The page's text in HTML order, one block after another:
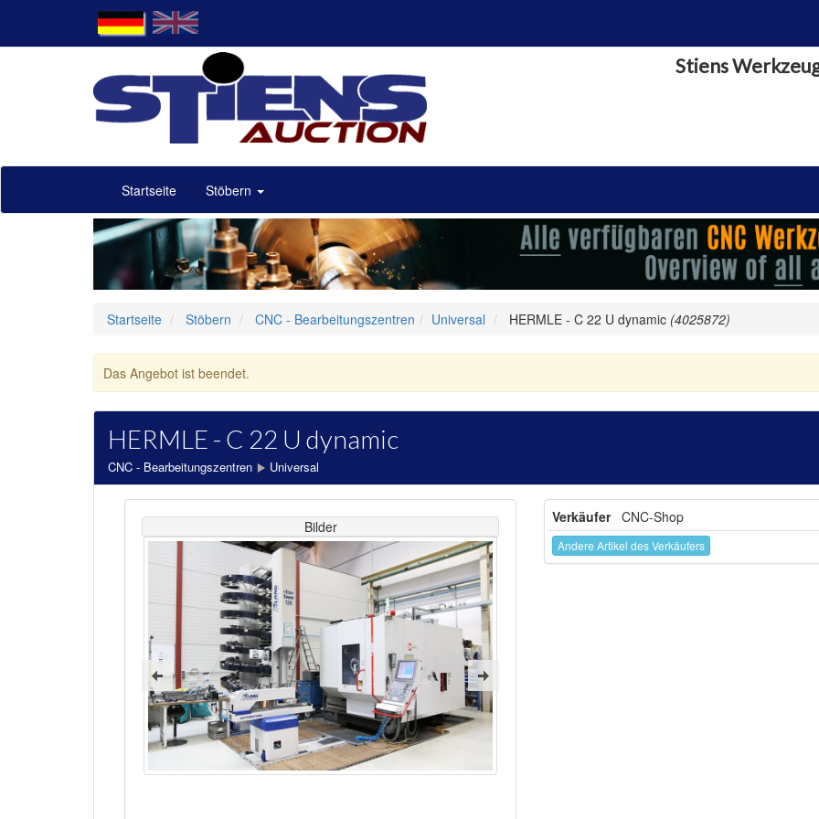
Stiens
Startseite Stöbern
Startseite Stöbern CNC - Bearbeitungszentren Universal HERMLE - C 22 U dynamic (4025872)
Das Angebot ist beendet.
HERMLE - C 22 U dynamic
CNC - Bearbeitungszentren Universal
Bilder
VerkäuferCNC-Shop
Andere Artikel des Verkäufers